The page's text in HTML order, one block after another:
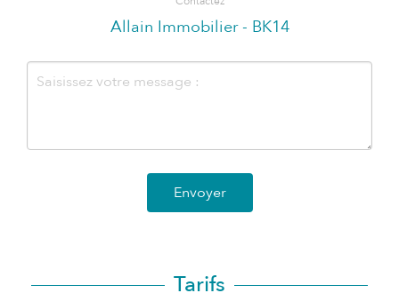
Allain Immobilier - BK14
Envoyer
Tarifs